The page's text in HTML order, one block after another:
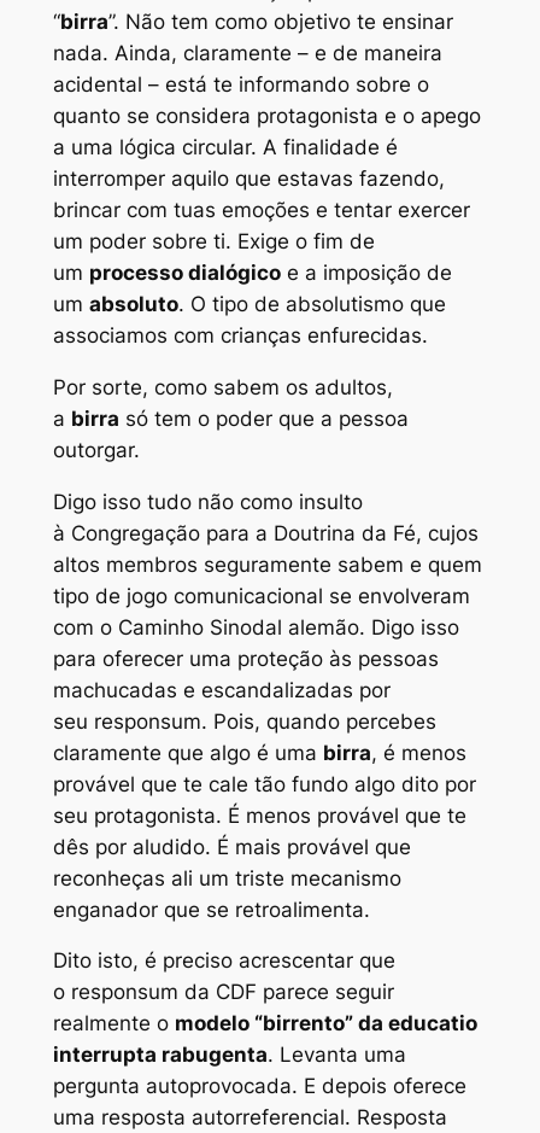
“birra”. Não tem como objetivo te ensinar
nada. Ainda, claramente – e de maneira
acidental – está te informando sobre o
quanto se considera protagonista e o apego
a uma lógica circular. A finalidade é
interromper aquilo que estavas fazendo,
brincar com tuas emoções e tentar exercer
um poder sobre ti. Exige o fim de
um processo dialógicoe a imposição de
um absoluto. O tipo de absolutismo que
associamos com crianças enfurecidas.
Por sorte, como sabem os adultos,
a birra só tem o poder que a pessoa
outorgar.
Digo isso tudo não como insulto
à Congregação para a Doutrina da Fé, cujos
altos membros seguramente sabem e quem
tipo de jogo comunicacional se envolveram
com o Caminho Sinodal alemão. Digo isso
para oferecer uma proteção às pessoas
machucadas e escandalizadas por
seu responsum. Pois, quando percebes
claramente que algo é uma birra, é menos
provável que te cale tão fundo algo dito por
seu protagonista. É menos provável que te
dês por aludido. É mais provável que
reconheças ali um triste mecanismo
enganador que se retroalimenta.
Dito isto, é preciso acrescentar que
o responsum da CDF parece seguir
realmente o modelo “birrento” da educatio
interrupta rabugenta. Levanta uma
pergunta autoprovocada. E depois oferece
uma resposta autorreferencial. Resposta